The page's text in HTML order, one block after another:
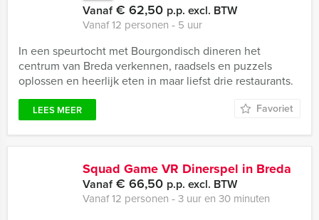
Vanaf€ 62,50 p.p. excl. BTW
Vanaf 12 personen ‐ 5 uur
In een speurtocht met Bourgondisch dineren het
centrum van Breda verkennen, raadsels en puzzels
oplossen en heerlijk eten in maar liefst drie restaurants.
LEES MEER Favoriet
Squad Game VR Dinerspel in Breda
Vanaf€ 66,50 p.p. excl. BTW
Vanaf 12 personen ‐ 3 uur en 30 minuten